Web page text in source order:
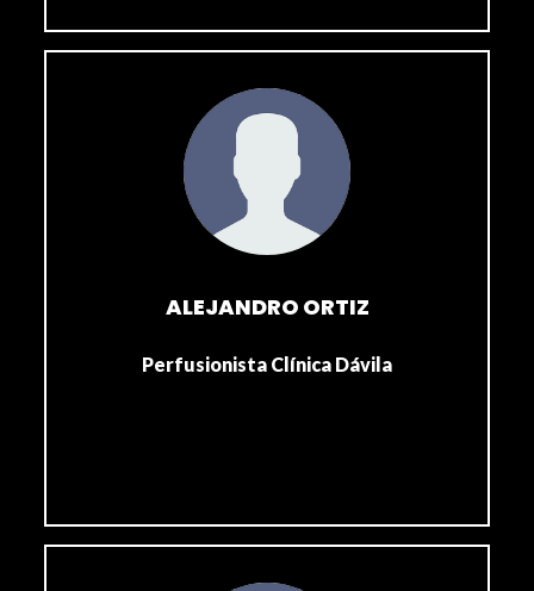
ALEJANDRO ORTIZ
Perfusionista Clínica Dávila